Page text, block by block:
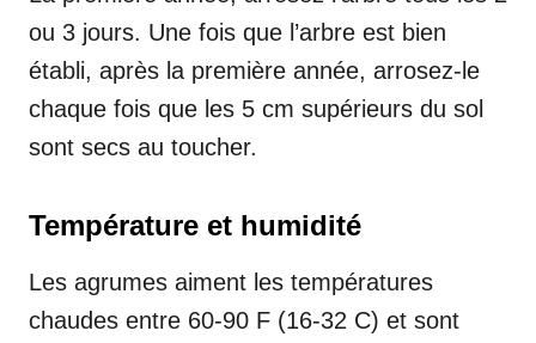
ou 3 jours. Une fois que l’arbre est bien
établi, après la première année, arrosez-le
chaque fois que les 5 cm supérieurs du sol
sont secs au toucher.
Température et humidité
Les agrumes aiment les températures
chaudes entre 60-90 F (16-32 C) et sont